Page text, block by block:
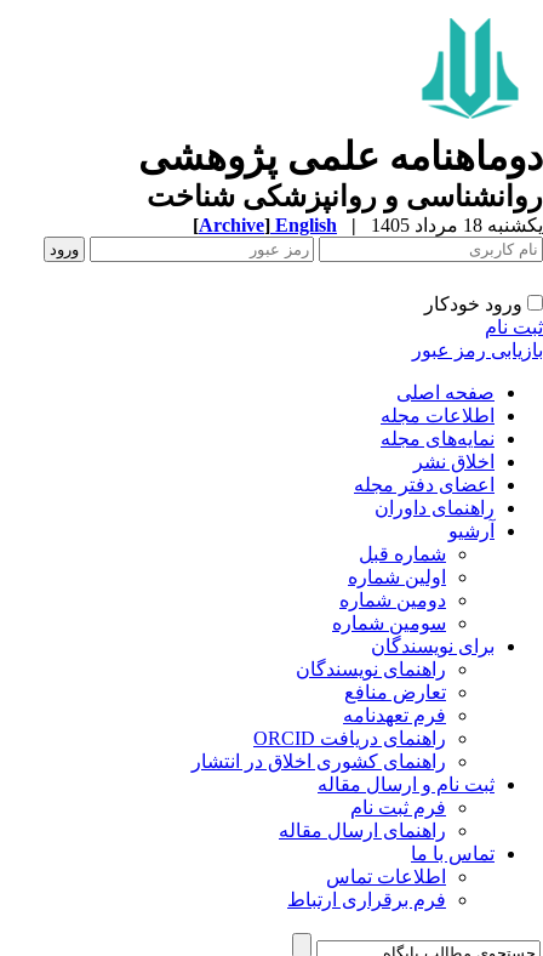
علمی پژوهشی
و روانپزشکی شناخت
18 مرداد 1405 |
English
[Archive]
ورود خودکار
نام
رمز عبور
صفحه اصلی
اطلاعات مجله
نمایه‌های مجله
اخلاق نشر
اعضای دفتر مجله
راهنمای داوران
آرشیو
شماره قبل
اولین شماره
دومین شماره
سومین شماره
برای نویسندگان
راهنمای نویسندگان
تعارض منافع
فرم تعهدنامه
راهنمای دریافت ORCID
راهنمای کشوری اخلاق در انتشار
ثبت نام و ارسال مقاله
فرم ثبت نام
راهنمای ارسال مقاله
تماس با ما
اطلاعات تماس
فرم برقراری ارتباط